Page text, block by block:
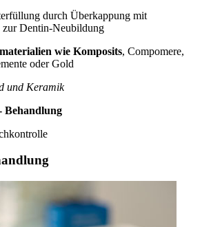
durch Überkappung mit
zur Dentin-Neubildung
wie Komposits, Compomere,
oder Gold
und Keramik
Behandlung